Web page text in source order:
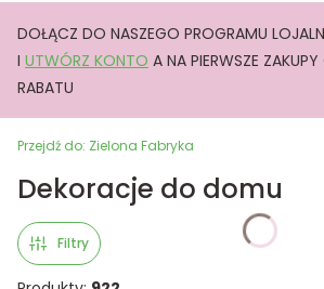
DOŁĄCZ DO NASZEGO PROGRAMU
I UTWÓRZ KONTO A NA PIERWSZE
RABATU
Przejdź do: Zielona Fabryka
Dekoracje do domu
Filtry